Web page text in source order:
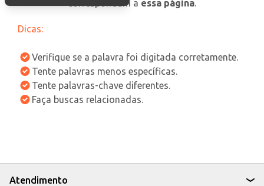
correspondam a essa página.
Dicas:
Verifique se a palavra foi digitada corretamente.
Tente palavras menos específicas.
Tente palavras-chave diferentes.
Faça buscas relacionadas.
Atendimento